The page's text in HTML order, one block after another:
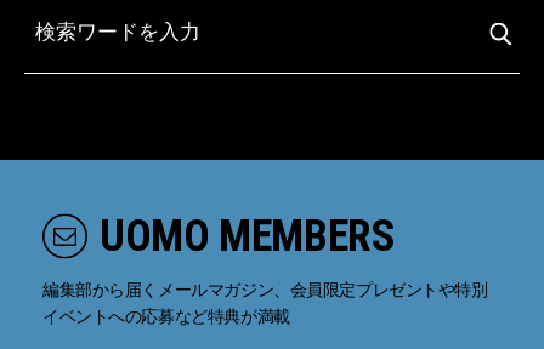
UOMO MEMBERS
編集部から届くメールマガジン、会員限定プレゼントや特別
イベントへの応募など特典が満載